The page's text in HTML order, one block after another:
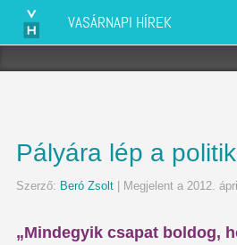
VASÁRNAPI HÍREK
Pályára lép a
Szerző: Beró Zsolt| Megjelent a 2012.
„Mindegyik csapat boldog,